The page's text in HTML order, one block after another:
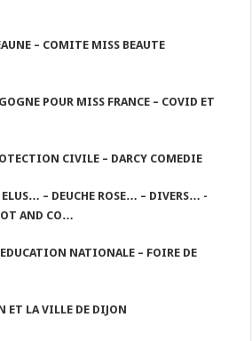
– COMITE MISS BEAUTE
POUR MISS FRANCE – COVID ET
CIVILE – DARCY COMEDIE
ELUS… – DEUCHE ROSE… – DIVERS… -
AND CO…
NATIONALE – FOIRE DE
ET LA VILLE DE DIJON